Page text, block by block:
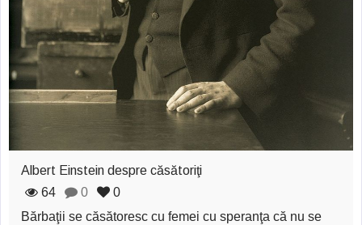
Albert Einstein despre căsătoriţi
64
0
0
Bărbaţii se căsătoresc cu femei cu speranţa că nu se